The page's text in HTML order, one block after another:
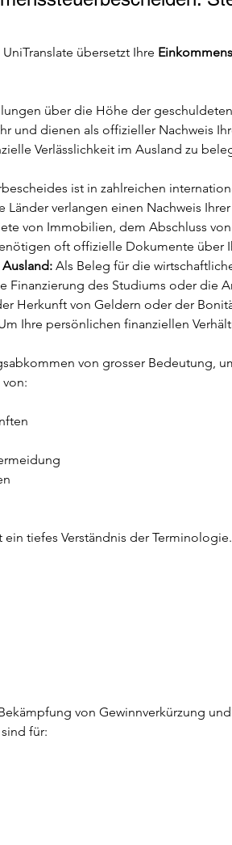
übersetzt Ihre
über die Höhe der
und dienen als offizieller Nachweis
Verlässlichkeit im Ausland zu
ist in zahlreichen
Länder verlangen einen Nachweis
von Immobilien, dem Abschluss
oft offizielle Dokumente über
Als Beleg für die
Finanzierung des Studiums oder die
Herkunft von Geldern oder der
Ihre persönlichen finanziellen
von grosser Bedeutung,
tiefes Verständnis der
von Gewinnverkürzung
für: